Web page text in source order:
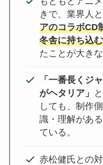
きで、業界人
アのコラボCD
冬舎に持ち込む
たことが大きな
「一番長くジ
がヘタリア」
しても、制作
識・理解があ
ている。
赤松健氏との